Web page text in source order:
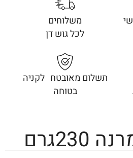
משלוחים
לכל גוש דן
תשלום מאובטח לקניה
בטוחה